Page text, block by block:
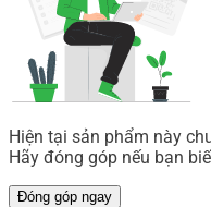
Hiện tại sản phẩm này
Hãy đóng góp nếu bạn
Đóng góp ngay